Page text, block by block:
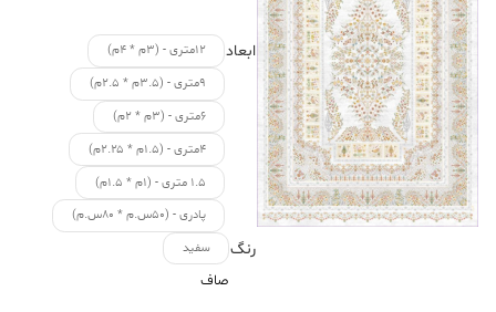
ابعاد
۱۲متری - (۳م * ۴م)
۹متری - (۳.۵م * ۲.۵م)
۶متری - (۳م * ۲م)
۴متری - (۱.۵م * ۲.۲۵م)
۱.۵ متری - (۱م * ۱.۵م)
پادری - (۵۰س.م * ۸۰س.م)
رنگ سفید
صاف